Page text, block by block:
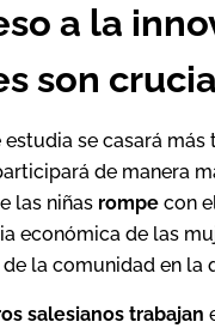
a la
son
estudia se casará
de manera
las niñas rompe con
económica de las
la comunidad en la
salesianos trabajan